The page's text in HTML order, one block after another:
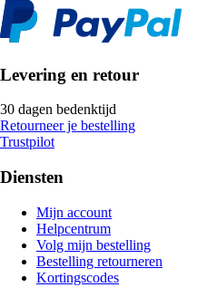
Levering en retour
30 dagen bedenktijd
Retourneer je bestelling
Trustpilot
Diensten
Mijn account
Helpcentrum
Volg mijn bestelling
Bestelling retourneren
Kortingscodes